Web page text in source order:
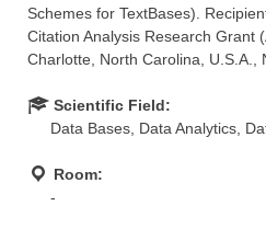
Schemes for TextBases).
Citation Analysis Research Grant
Charlotte, North Carolina, U.S.A.,
Scientific Field:
Data Bases, Data Analytics,
Room:
-